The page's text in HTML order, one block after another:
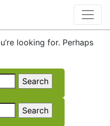
looking for. Perhaps